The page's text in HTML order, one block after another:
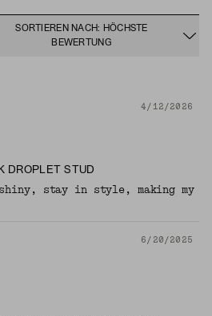
SORTIEREN NACH: HÖCHSTE
BEWERTUNG
4/12/2026
DROPLET STUD
stay in style, making my
6/20/2025